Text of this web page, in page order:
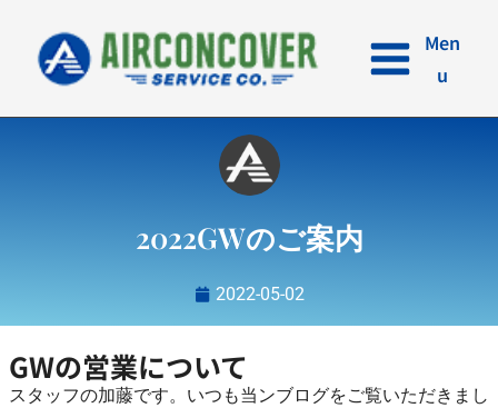
キ
Men
u
2022GWのご案内
2022-05-02
GWの営業について
スタッフの加藤です。いつも当ンブログをご覧いただきまし